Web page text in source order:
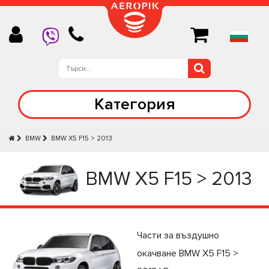
Категория
BMW BMW X5 F15 > 2013
BMW X5 F15 > 2013
Части за въздушно
окачване BMW X5 F15 >